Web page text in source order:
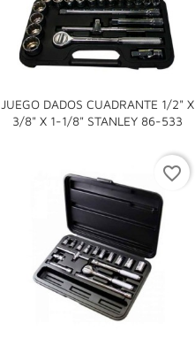
JUEGO DADOS CUADRANTE 1/2" X
3/8" X 1-1/8" STANLEY 86-533

favorite_border